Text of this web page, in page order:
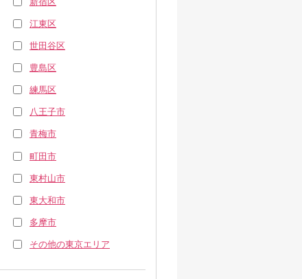
江東区
世田谷区
豊島区
練馬区
八王子市
青梅市
町田市
東村山市
東大和市
多摩市
その他の東京エリア